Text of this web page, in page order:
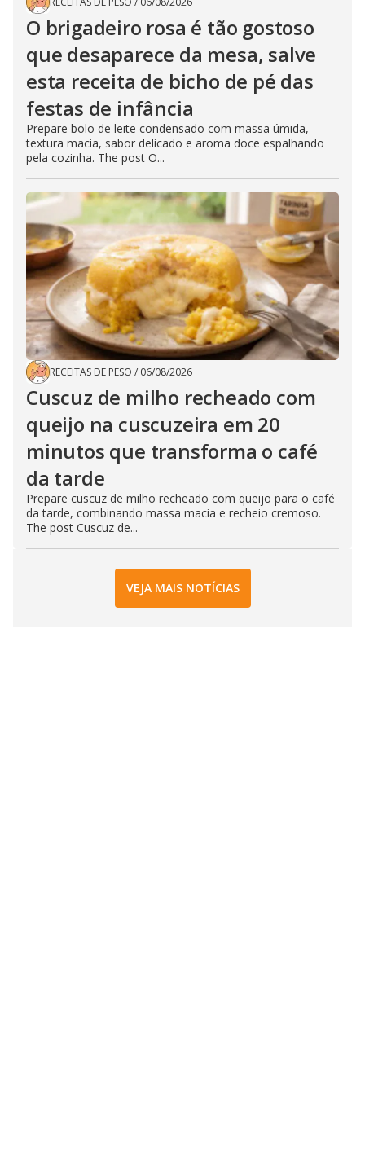
O brigadeiro rosa é tão gostoso
que desaparece da mesa, salve
esta receita de bicho de pé das
festas de infância
Prepare bolo de leite condensado com massa úmida,
textura macia, sabor delicado e aroma doce espalhando
pela cozinha. The post O...
RECEITAS DE PESO / 06/08/2026
Cuscuz de milho recheado com
queijo na cuscuzeira em 20
minutos que transforma o café
da tarde
Prepare cuscuz de milho recheado com queijo para o café
da tarde, combinando massa macia e recheio cremoso.
The post Cuscuz de...
VEJA MAIS NOTÍCIAS